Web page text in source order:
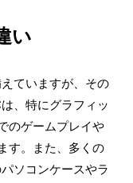
い
ていますが、その
、特にグラフィッ
のゲームプレイや
す。また、多くの
ソコンケースやラ